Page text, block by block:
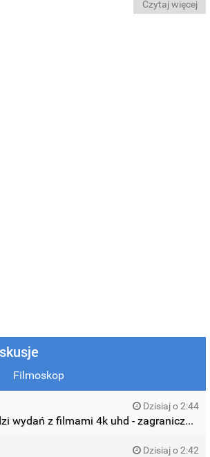
najbardziej
Czytaj więcej
Filmoskop
Dzisiaj o 2:44
Zapowiedzi wydań z filmami 4k uhd - zagraniczne wydania
Dzisiaj o 2:42